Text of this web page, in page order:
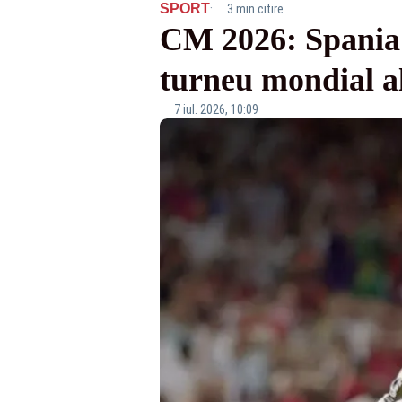
SPORT· 3 min citire
CM 2026:
turneu mondial
7 iul. 2026, 10:09